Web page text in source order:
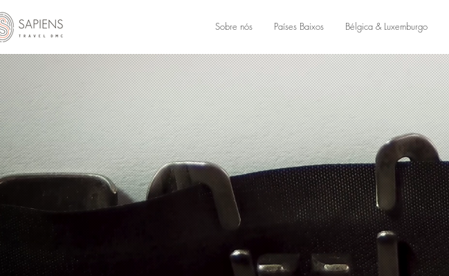
Sobre nós Países Baixos Bélgica & Luxemburgo